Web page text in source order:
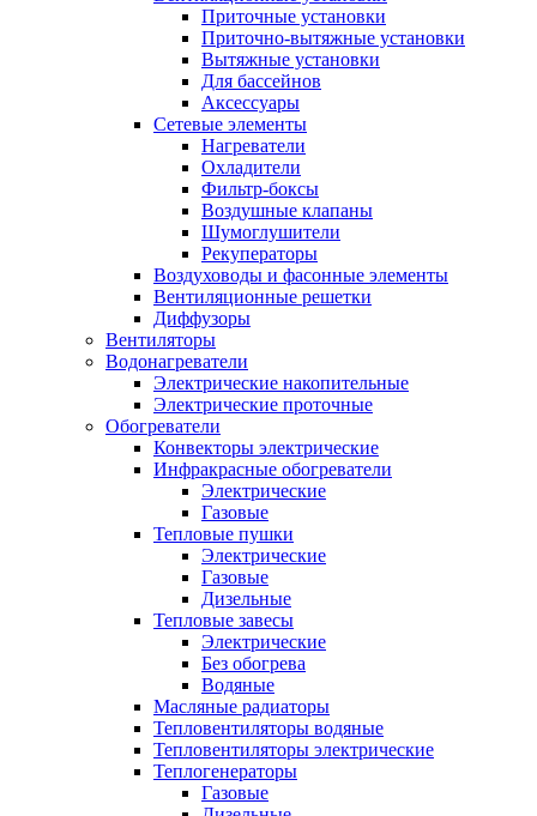
Приточные установки
Приточно-вытяжные установки
Вытяжные установки
Для бассейнов
Аксессуары
Сетевые элементы
Нагреватели
Охладители
Фильтр-боксы
Воздушные клапаны
Шумоглушители
Рекуператоры
Воздуховоды и фасонные элементы
Вентиляционные решетки
Диффузоры
Вентиляторы
Водонагреватели
Электрические накопительные
Электрические проточные
Обогреватели
Конвекторы электрические
Инфракрасные обогреватели
Электрические
Газовые
Тепловые пушки
Электрические
Газовые
Дизельные
Тепловые завесы
Электрические
Без обогрева
Водяные
Масляные радиаторы
Тепловентиляторы водяные
Тепловентиляторы электрические
Теплогенераторы
Газовые